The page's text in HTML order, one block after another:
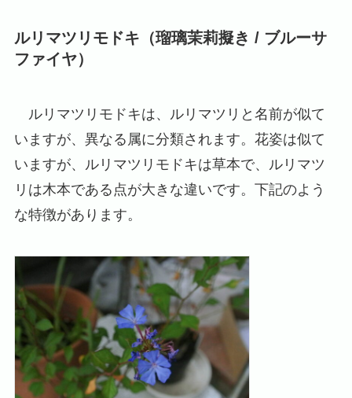
ルリマツリモドキ（瑠璃茉莉擬き / ブルーサ
ファイヤ）
ルリマツリモドキは、ルリマツリと名前が似て
いますが、異なる属に分類されます。花姿は似て
いますが、ルリマツリモドキは草本で、ルリマツ
リは木本である点が大きな違いです。下記のよう
な特徴があります。